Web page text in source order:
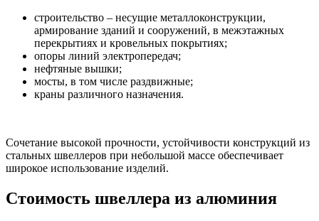
строительство – несущие металлоконструкции,
армирование зданий и сооружений, в межэтажных
перекрытиях и кровельных покрытиях;
опоры линий электропередач;
нефтяные вышки;
мосты, в том числе раздвижные;
краны различного назначения.
Сочетание высокой прочности, устойчивости конструкций из
стальных швеллеров при небольшой массе обеспечивает
широкое использование изделий.
Стоимость швеллера из алюминия